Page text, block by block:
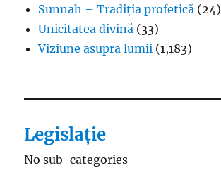
Sunnah – Tradiția profetică (24)
Unicitatea divină (33)
Viziune asupra lumii (1,183)
Legislație
No sub-categories